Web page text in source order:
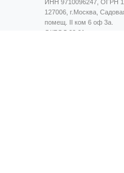
ИНН 9710096247, ОГРН
127006, г.Москва,
помещ. II ком 6 оф 3а.
ОКВЭД 62.01